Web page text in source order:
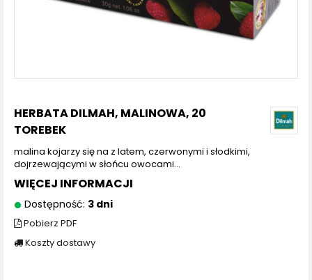
HERBATA DILMAH, MALINOWA, 20
TOREBEK
malina kojarzy się na z latem, czerwonymi i słodkimi,
dojrzewającymi w słońcu owocami…
WIĘCEJ INFORMACJI
Dostępność: 3 dni
Pobierz PDF
Koszty dostawy